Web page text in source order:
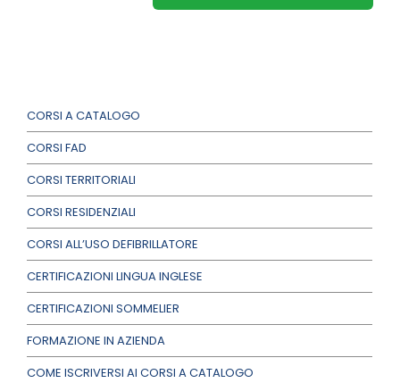
CORSI A CATALOGO
CORSI FAD
CORSI TERRITORIALI
CORSI RESIDENZIALI
CORSI ALL’USO DEFIBRILLATORE
CERTIFICAZIONI LINGUA INGLESE
CERTIFICAZIONI SOMMELIER
FORMAZIONE IN AZIENDA
COME ISCRIVERSI AI CORSI A CATALOGO